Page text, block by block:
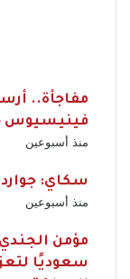
مفاجأة..
فينيسيوس
منذ أسبوعين
سكاي:
منذ أسبوعين
سعوديًا